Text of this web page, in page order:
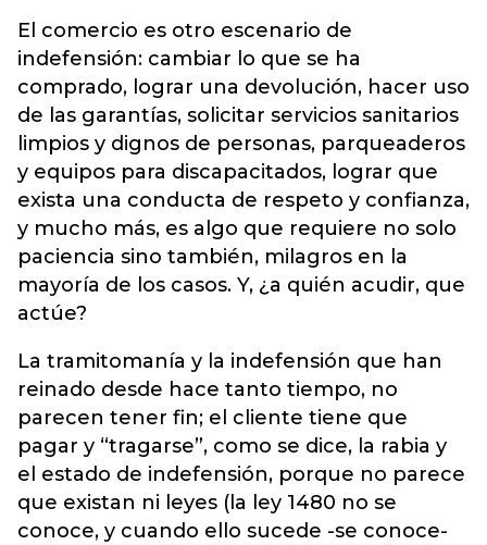
El comercio es otro escenario de
indefensión: cambiar lo que se ha
comprado, lograr una devolución, hacer uso
de las garantías, solicitar servicios sanitarios
limpios y dignos de personas, parqueaderos
y equipos para discapacitados, lograr que
exista una conducta de respeto y confianza,
y mucho más, es algo que requiere no solo
paciencia sino también, milagros en la
mayoría de los casos. Y, ¿a quién acudir, que
actúe?
La tramitomanía y la indefensión que han
reinado desde hace tanto tiempo, no
parecen tener fin; el cliente tiene que
pagar y “tragarse”, como se dice, la rabia y
el estado de indefensión, porque no parece
que existan ni leyes (la ley 1480 no se
conoce, y cuando ello sucede -se conoce-